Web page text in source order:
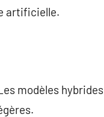
artificielle.
modèles hybrides